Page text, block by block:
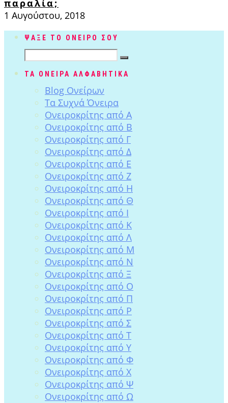
παραλία;
1 Αυγούστου, 2018
ΨΑΞΕ ΤΟ ΟΝΕΙΡΟ ΣΟΥ
ΤΑ ΟΝΕΙΡΑ ΑΛΦΑΒΗΤΙΚΑ
Blog Ονείρων
Tα Συχνά Όνειρα
Ονειροκρίτης από Α
Ονειροκρίτης από Β
Ονειροκρίτης από Γ
Ονειροκρίτης από Δ
Ονειροκρίτης από Ε
Ονειροκρίτης από Ζ
Ονειροκρίτης από Η
Ονειροκρίτης από Θ
Ονειροκρίτης από Ι
Ονειροκρίτης από Κ
Ονειροκρίτης από Λ
Ονειροκρίτης από Μ
Ονειροκρίτης από Ν
Ονειροκρίτης από Ξ
Ονειροκρίτης από Ο
Ονειροκρίτης από Π
Ονειροκρίτης από Ρ
Ονειροκρίτης από Σ
Ονειροκρίτης από Τ
Ονειροκρίτης από Υ
Ονειροκρίτης από Φ
Ονειροκρίτης από Χ
Ονειροκρίτης από Ψ
Ονειροκρίτης από Ω